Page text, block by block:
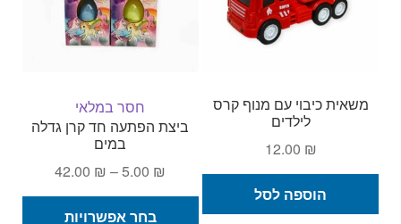
משאית כיבוי עם מנוף קרס
לילדים
12.00 ₪
הוספה לסל
חסר במלאי
ביצת הפתעה חד קרן גדלה
במים
5.00 ₪
–
42.00 ₪
טווח
מחירים:
בחר אפשרויות